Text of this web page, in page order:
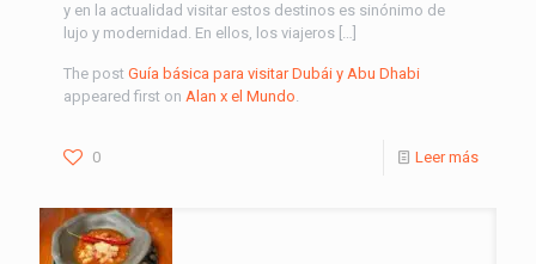
y en la actualidad visitar estos destinos es sinónimo de
lujo y modernidad. En ellos, los viajeros […]
The post Guía básica para visitar Dubái y Abu Dhabi
appeared first on Alan x el Mundo.
0 Leer más